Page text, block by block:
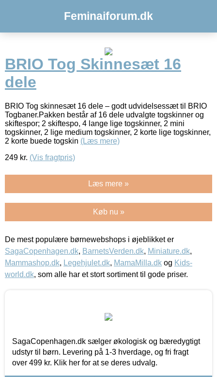
Feminaiforum.dk
BRIO Tog Skinnesæt 16
dele
BRIO Tog skinnesæt 16 dele – godt udvidelsessæt til BRIO
Togbaner.Pakken består af 16 dele udvalgte togskinner og
skiftespor; 2 skiftespo, 4 lange lige togskinner, 2 mini
togskinner, 2 lige medium togskinner, 2 korte lige togskinner,
2 korte buede togskin (Læs mere)
249 kr. (Vis fragtpris)
Læs mere »
Køb nu »
De mest populære børnewebshops i øjeblikket er
SagaCopenhagen.dk, BarnetsVerden.dk, Miniature.dk,
Mammashop.dk, Legehjulet.dk, MamaMilla.dk og Kids-
world.dk, som alle har et stort sortiment til gode priser.
SagaCopenhagen.dk sælger økologisk og bæredygtigt
udstyr til børn. Levering på 1-3 hverdage, og fri fragt
over 499 kr. Klik her for at se deres udvalg.